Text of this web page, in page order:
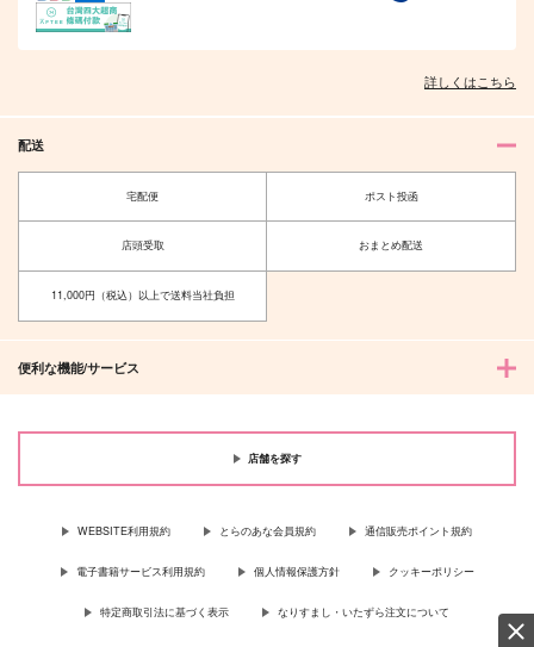
A.a
野菜サンド専門店
作品詳細
めんめん
1,100
作品詳細
松野千冬×羽宮一虎
はちみつもなか詳しくはこちら
配送
宅配便 ポスト投函
店頭受取 おまとめ配送
11,000円（税込）以上で送料当社負担
便利な機能/サービス
店舗を探す
WEBSITE利用規約 とらのあな会員規約 通信販売ポイント規約
電子書籍サービス利用規約 個人情報保護方針 クッキーポリシー
特定商取引法に基づく表示 なりすまし・いたずら注文について